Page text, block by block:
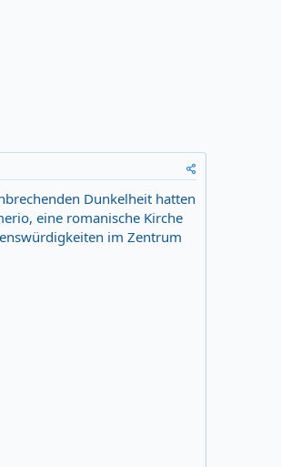
Dunkelheit hatten
eine romanische Kirche
im Zentrum